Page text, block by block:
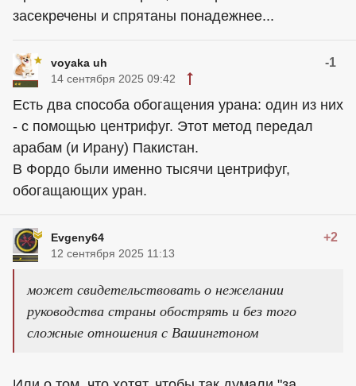
засекречены и спрятаны понадежнее...
voyaka uh -1
14 сентября 2025 09:42
Есть два способа обогащения урана: один из них
- с помощью центрифуг. Этот метод передал
арабам (и Ирану) Пакистан.
В Фордо были именно тысячи центрифуг,
обогащающих уран.
Evgeny64 +2
12 сентября 2025 11:13
может свидетельствовать о нежелании
руководства страны обострять и без того
сложные отношения с Вашингтоном